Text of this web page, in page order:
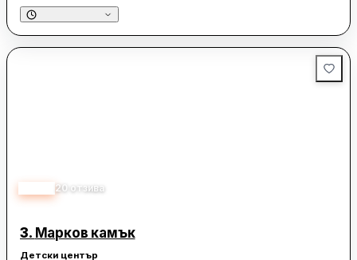
20 отзива
3. Марков камък
Детски център